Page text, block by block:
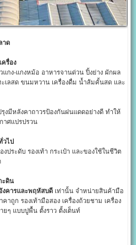
าด
ครื่อง
แกง-แกงหม้อ อาหารจานด่วน ปิ้งย่าง ผักผล
เลสด ขนมหวาน เครื่องดื่ม น้ำส้มคั้นสด และ
งมีหลังคาถาวรป้องกันฝนแดดอย่างดี ทำให้
าศแปรปรวน
วไป
ประดับ รองเท้า กระเป๋า และของใช้ในชีวิต
ะดิน
งคารและพฤหัสบดี เท่านั้น จำหน่ายสินค้ามือ
าถูก รองเท้ามือสอง เครื่องถ้วยชาม เครื่อง
ยๆ แบบปูพื้น ตั้งราว ตั้งเต็นท์